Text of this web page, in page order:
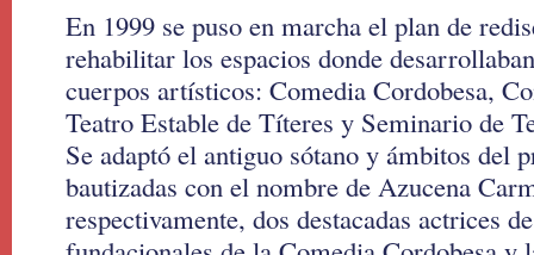
En 1999 se puso en marcha el plan de
rehabilitar los espacios donde
cuerpos artísticos: Comedia Cordobesa,
Teatro Estable de Títeres y Seminario de
Se adaptó el antiguo sótano y ámbitos del
bautizadas con el nombre de Azucena
respectivamente, dos destacadas actrices